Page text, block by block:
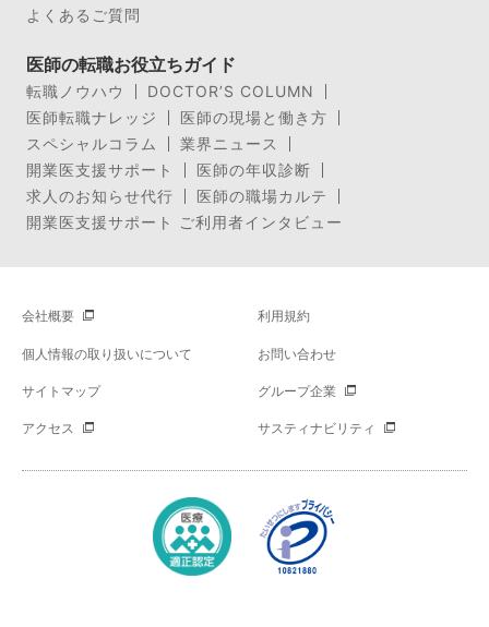
よくあるご質問
医師の転職お役立ちガイド
転職ノウハウ
DOCTOR’S COLUMN
医師転職ナレッジ
医師の現場と働き方
スペシャルコラム
業界ニュース
開業医支援サポート
医師の年収診断
求人のお知らせ代行
医師の職場カルテ
開業医支援サポート ご利用者インタビュー
会社概要 利用規約
個人情報の取り扱いについて お問い合わせ
サイトマップ グループ企業
アクセス サスティナビリティ